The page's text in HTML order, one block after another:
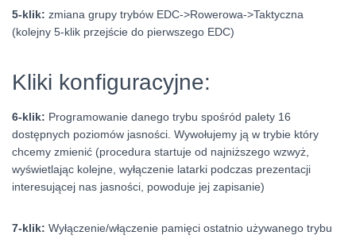
5-klik: zmiana grupy trybów EDC->Rowerowa->Taktyczna
(kolejny 5-klik przejście do pierwszego EDC)
Kliki konfiguracyjne:
6-klik: Programowanie danego trybu spośród palety 16
dostępnych poziomów jasności. Wywołujemy ją w trybie który
chcemy zmienić (procedura startuje od najniższego wzwyż,
wyświetlając kolejne, wyłączenie latarki podczas prezentacji
interesującej nas jasności, powoduje jej zapisanie)
7-klik: Wyłączenie/włączenie pamięci ostatnio używanego trybu